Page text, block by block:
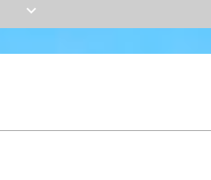
ga jij voor een
bleken? Dan is de behandeling
keyboard_arrow_down